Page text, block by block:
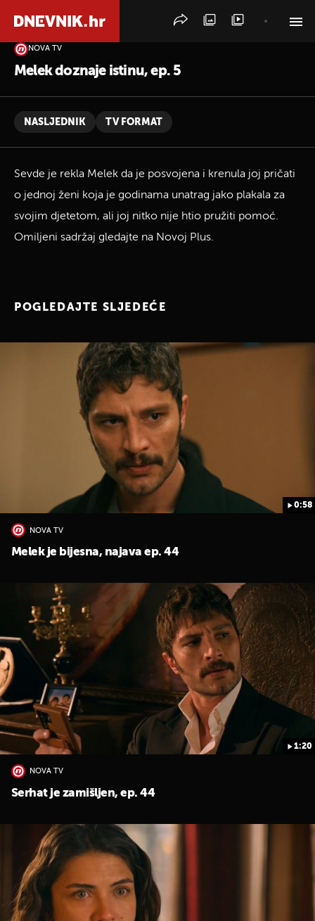
NOVA TV
Melek doznaje istinu, ep. 5
NASLJEDNIK TV FORMAT
Sevde je rekla Melek da je posvojena i krenula joj pričati
o jednoj ženi koja je godinama unatrag jako plakala za
svojim djetetom, ali joj nitko nije htio pružiti pomoć.
Omiljeni sadržaj gledajte na Novoj Plus.
POGLEDAJTE SLJEDEĆE
0:58
NOVA TV
Melek je bijesna, najava ep. 44
1:20
NOVA TV
Serhat je zamišljen, ep. 44
PRETRAŽITE VIJESTI